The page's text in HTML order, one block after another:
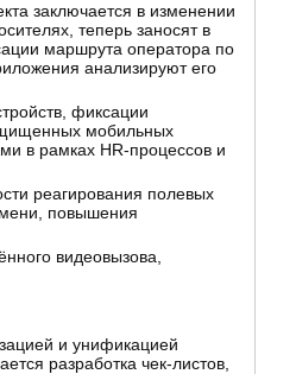
заключается в изменении
теперь заносят в
маршрута оператора по
анализируют его
фиксации
мобильных
в рамках HR-процессов и
реагирования полевых
повышения
видеовызова,
и унификацией
разработка чек-листов,